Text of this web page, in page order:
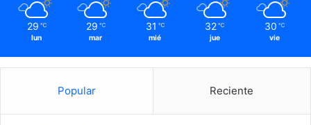
29 ℃
lun
29 ℃
mar
31 ℃
mié
32 ℃
jue
30 ℃
vie
Popular Reciente